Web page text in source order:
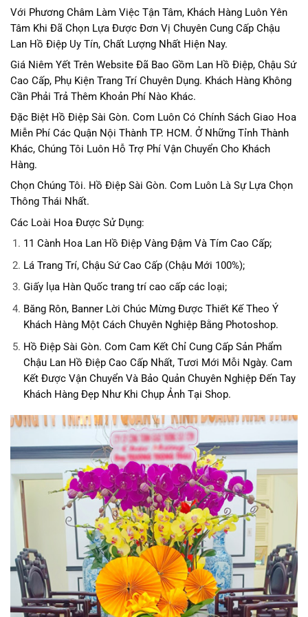
Với Phương Châm Làm Việc Tận Tâm, Khách Hàng Luôn Yên
Tâm Khi Đã Chọn Lựa Được Đơn Vị Chuyên Cung Cấp Chậu
Lan Hồ Điệp Uy Tín, Chất Lượng Nhất Hiện Nay.
Giá Niêm Yết Trên Website Đã Bao Gồm Lan Hồ Điệp, Chậu Sứ
Cao Cấp, Phụ Kiện Trang Trí Chuyên Dụng. Khách Hàng Không
Cần Phải Trả Thêm Khoản Phí Nào Khác.
Đặc Biệt Hồ Điệp Sài Gòn. Com Luôn Có Chính Sách Giao Hoa
Miễn Phí Các Quận Nội Thành TP. HCM. Ở Những Tỉnh Thành
Khác, Chúng Tôi Luôn Hỗ Trợ Phí Vận Chuyển Cho Khách
Hàng.
Chọn Chúng Tôi. Hồ Điệp Sài Gòn. Com Luôn Là Sự Lựa Chọn
Thông Thái Nhất.
Các Loài Hoa Được Sử Dụng:
11 Cành Hoa Lan Hồ Điệp Vàng Đậm Và Tím Cao Cấp;
Lá Trang Trí, Chậu Sứ Cao Cấp (Chậu Mới 100%);
Giấy lụa Hàn Quốc trang trí cao cấp các loại;
Băng Rôn, Banner Lời Chúc Mừng Được Thiết Kế Theo Ý
Khách Hàng Một Cách Chuyên Nghiệp Bằng Photoshop.
Hồ Điệp Sài Gòn. ComCam Kết Chỉ Cung Cấp Sản Phẩm
Chậu Lan Hồ Điệp Cao Cấp Nhất, Tươi Mới Mỗi Ngày. Cam
Kết Được Vận Chuyển Và Bảo Quản Chuyên Nghiệp Đến Tay
Khách Hàng Đẹp Như Khi Chụp Ảnh Tại Shop.